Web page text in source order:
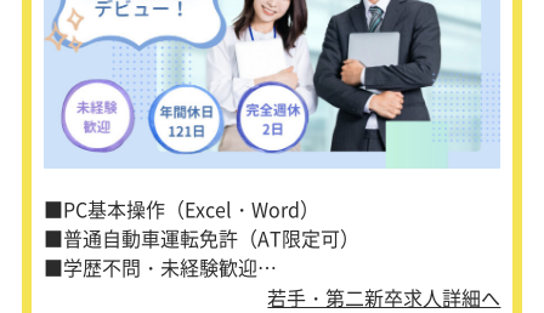
2か月～3か月に1回程、出張がありま
す。
【充実した研修体制】
中途入社の方にも、1ヶ月の研修期間
を設けています。
ロセスを学び製品に関する知識を習得
できるため、未経験の方でも安心して
スキルを身につけることが可能です。
■PC基本操作（Excel・Word）
■普通自動車運転免許（AT限定可）
■学歴不問・未経験歓迎
■建築士や営業経験のある方歓迎若手・第二新卒求人詳細へ